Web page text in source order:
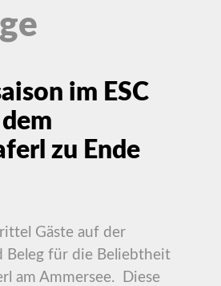
im ESC
zu Ende
Gäste auf der
Beleg für die Beliebtheit
am Ammersee. Diese